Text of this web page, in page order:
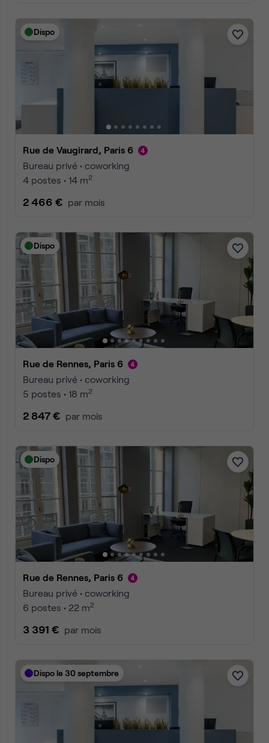
Dispo
Rue de Vaugirard, Paris 6
Bureau privé • coworking
4 postes • 14 m2
2 466 € par mois
Dispo
Rue de Rennes, Paris 6
Bureau privé • coworking
5 postes • 18 m2
2 847 € par mois
Dispo
Rue de Rennes, Paris 6
Bureau privé • coworking
6 postes • 22 m2
3 391 € par mois
Dispo le 30 septembre